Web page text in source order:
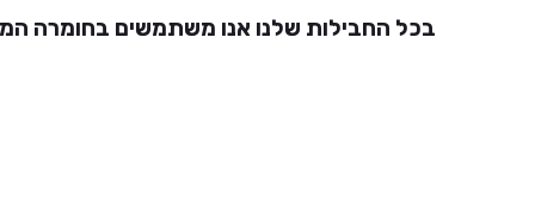
בכל החבילות שלנו אנו משתמשים בחומרה